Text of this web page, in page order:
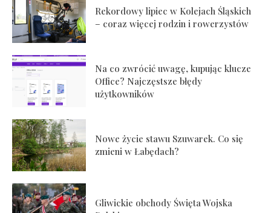
Rekordowy lipiec w Kolejach Śląskich
– coraz więcej rodzin i rowerzystów
Na co zwrócić uwagę, kupując klucze
Office? Najczęstsze błędy
użytkowników
Nowe życie stawu Szuwarek. Co się
zmieni w Łabędach?
Gliwickie obchody Święta Wojska